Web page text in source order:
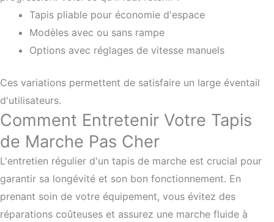
Tapis pliable pour économie d'espace
Modèles avec ou sans rampe
Options avec réglages de vitesse manuels
Ces variations permettent de satisfaire un large éventail
d'utilisateurs.
Comment Entretenir Votre Tapis
de Marche Pas Cher
L'entretien régulier d'un tapis de marche est crucial pour
garantir sa longévité et son bon fonctionnement. En
prenant soin de votre équipement, vous évitez des
réparations coûteuses et assurez une marche fluide à